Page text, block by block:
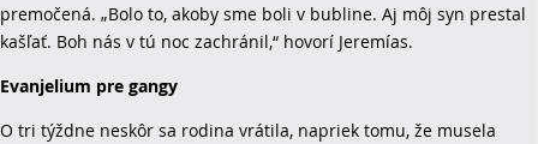
premočená. „Bolo to, akoby sme boli v bubline. Aj môj syn prestal
kašľať. Boh nás v tú noc zachránil,“ hovorí Jeremías.
Evanjelium pre gangy
O tri týždne neskôr sa rodina vrátila, napriek tomu, že musela